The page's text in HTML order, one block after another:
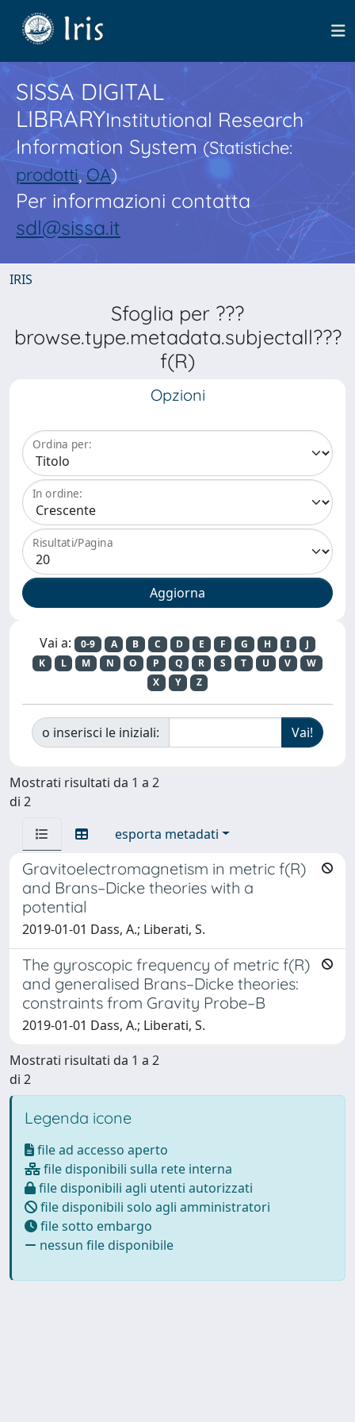
SISSA DIGITAL
LIBRARYInstitutional Research
Information System(Statistiche:
prodotti,OA)
Per informazioni contatta
sdl@sissa.it
IRIS
Sfoglia per ???
browse.type.metadata.subjectall???
f(R)
Opzioni
Ordina per:
In ordine:
Risultati/Pagina
Vai a: 0-9 A B C D E F G H I
J
K
L M N O P Q R S T U V
W
X
Y Z
o inserisci le iniziali:
Mostrati risultati da 1 a 2
di 2
esporta metadati
Gravitoelectromagnetism in metric f(R)
and Brans–Dicke theories with a
potential
2019-01-01 Dass, A.; Liberati, S.
The gyroscopic frequency of metric f(R)
and generalised Brans–Dicke theories:
constraints from Gravity Probe–B
2019-01-01 Dass, A.; Liberati, S.
Mostrati risultati da 1 a 2
di 2
Legenda icone
file ad accesso aperto
file disponibili sulla rete interna
file disponibili agli utenti autorizzati
file disponibili solo agli amministratori
file sotto embargo
nessun file disponibile